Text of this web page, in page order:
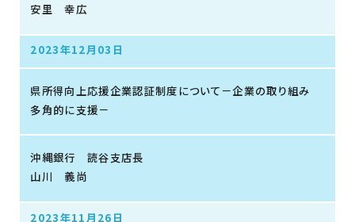
安里 幸広
2023年12月03日
県所得向上応援企業認証制度について－企業の取り組み
多角的に支援－
沖縄銀行 読谷支店長
山川 義尚
2023年11月26日